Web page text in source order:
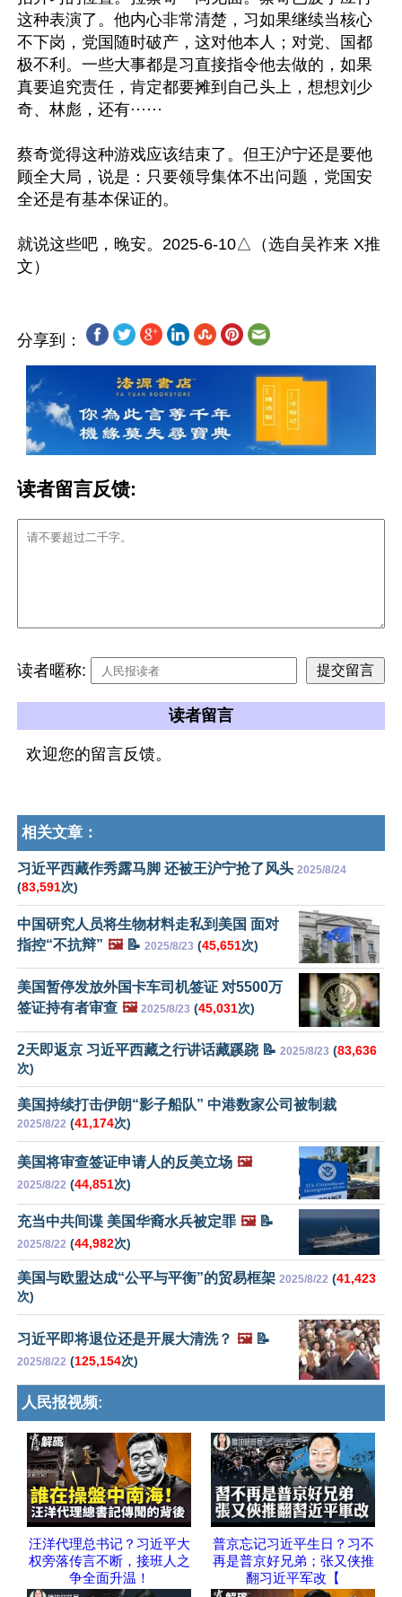
这种表演了。他内心非常清楚，习如果继续当核心
不下岗，党国随时破产，这对他本人；对党、国都
极不利。一些大事都是习直接指令他去做的，如果
真要追究责任，肯定都要摊到自己头上，想想刘少
奇、林彪，还有······
蔡奇觉得这种游戏应该结束了。但王沪宁还是要他
顾全大局，说是：只要领导集体不出问题，党国安
全还是有基本保证的。
就说这些吧，晚安。2025-6-10△（选自吴祚来 X推
分享到：
读者留言反馈:
读者暱称:
读者留言
欢迎您的留言反馈。
相关文章：
习近平西藏作秀露马脚 还被王沪宁抢了风头 2025/8/24
(83,591次)
中国研究人员将生物材料走私到美国 面对
指控“不抗辩” 🖼️📝 2025/8/23 (45,651次)
美国暂停发放外国卡车司机签证 对5500万
签证持有者审查 🖼️ 2025/8/23 (45,031次)
2天即返京 习近平西藏之行讲话藏蹊跷 📝 2025/8/23 (83,636
次)
美国持续打击伊朗“影子船队” 中港数家公司被制裁
2025/8/22 (41,174次)
美国将审查签证申请人的反美立场 🖼️
2025/8/22 (44,851次)
充当中共间谍 美国华裔水兵被定罪 🖼️📝
2025/8/22 (44,982次)
美国与欧盟达成“公平与平衡”的贸易框架 2025/8/22 (41,423
次)
习近平即将退位还是开展大清洗？ 🖼️📝
2025/8/22 (125,154次)
人民报视频:
汪洋代理总书记？习近平大
权旁落传言不断，接班人之
争全面升温！
普京忘记习近平生日？习不
再是普京好兄弟；张又侠推
翻习近平军改【